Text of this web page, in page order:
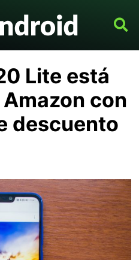
Lite está
con
descuento